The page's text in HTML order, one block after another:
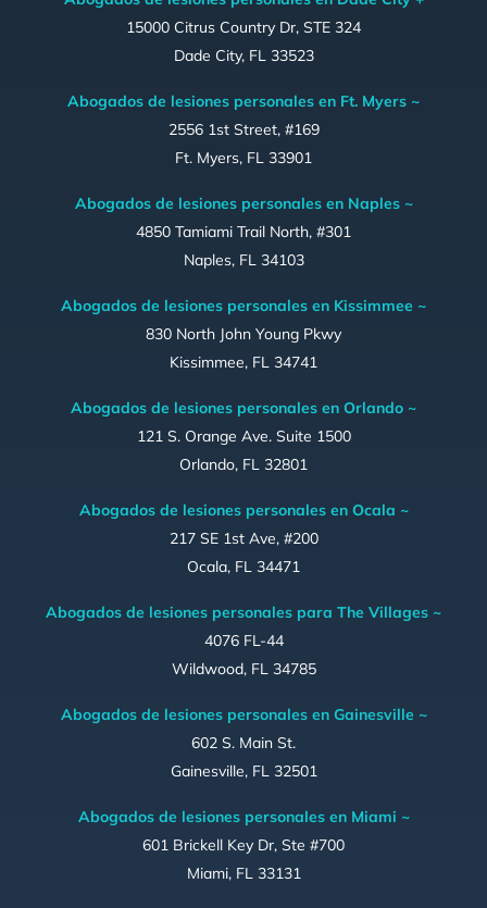
15000 Citrus Country Dr, STE 324
Dade City, FL 33523
Abogados de lesiones personales en Ft. Myers ~
2556 1st Street, #169
Ft. Myers, FL 33901
Abogados de lesiones personales en Naples ~
4850 Tamiami Trail North, #301
Naples, FL 34103
Abogados de lesiones personales en Kissimmee ~
830 North John Young Pkwy
Kissimmee, FL 34741
Abogados de lesiones personales en Orlando ~
121 S. Orange Ave. Suite 1500
Orlando, FL 32801
Abogados de lesiones personales en Ocala ~
217 SE 1st Ave, #200
Ocala, FL 34471
Abogados de lesiones personales para The Villages ~
4076 FL-44
Wildwood, FL 34785
Abogados de lesiones personales en Gainesville ~
602 S. Main St.
Gainesville, FL 32501
Abogados de lesiones personales en Miami ~
601 Brickell Key Dr, Ste #700
Miami, FL 33131